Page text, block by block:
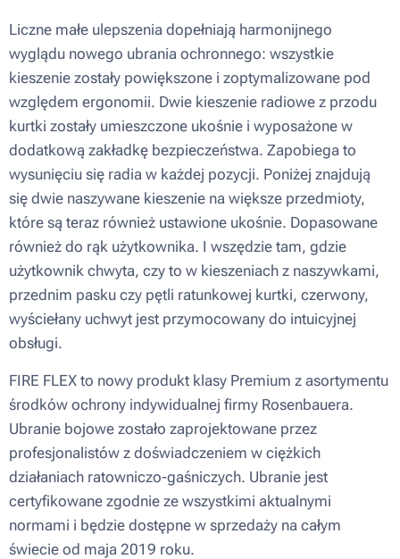
Liczne małe ulepszenia dopełniają harmonijnego
wyglądu nowego ubrania ochronnego: wszystkie
kieszenie zostały powiększone i zoptymalizowane pod
względem ergonomii. Dwie kieszenie radiowe z przodu
kurtki zostały umieszczone ukośnie i wyposażone w
dodatkową zakładkę bezpieczeństwa. Zapobiega to
wysunięciu się radia w każdej pozycji. Poniżej znajdują
się dwie naszywane kieszenie na większe przedmioty,
które są teraz również ustawione ukośnie. Dopasowane
również do rąk użytkownika. I wszędzie tam, gdzie
użytkownik chwyta, czy to w kieszeniach z naszywkami,
przednim pasku czy pętli ratunkowej kurtki, czerwony,
wyściełany uchwyt jest przymocowany do intuicyjnej
obsługi.
FIRE FLEX to nowy produkt klasy Premium z asortymentu
środków ochrony indywidualnej firmy Rosenbauera.
Ubranie bojowe zostało zaprojektowane przez
profesjonalistów z doświadczeniem w ciężkich
działaniach ratowniczo-gaśniczych. Ubranie jest
certyfikowane zgodnie ze wszystkimi aktualnymi
normami i będzie dostępne w sprzedaży na całym
świecie od maja 2019 roku.